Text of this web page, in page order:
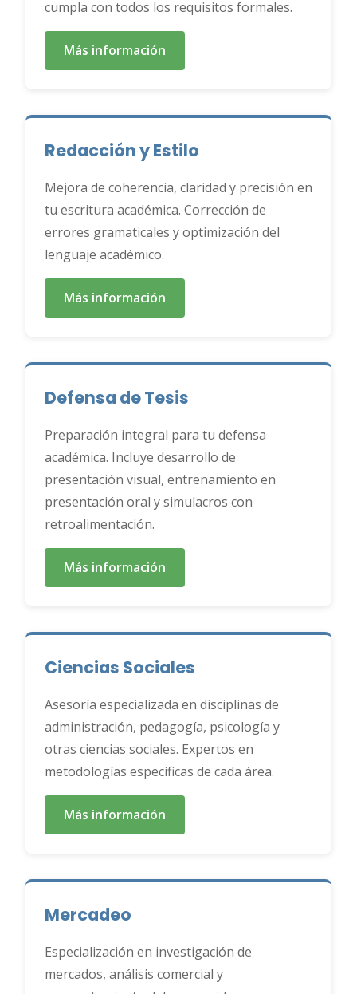
cumpla con todos los requisitos formales.
Más información
Redacción y Estilo
Mejora de coherencia, claridad y precisión en
tu escritura académica. Corrección de
errores gramaticales y optimización del
lenguaje académico.
Más información
Defensa de Tesis
Preparación integral para tu defensa
académica. Incluye desarrollo de
presentación visual, entrenamiento en
presentación oral y simulacros con
retroalimentación.
Más información
Ciencias Sociales
Asesoría especializada en disciplinas de
administración, pedagogía, psicología y
otras ciencias sociales. Expertos en
metodologías específicas de cada área.
Más información
Mercadeo
Especialización en investigación de
mercados, análisis comercial y